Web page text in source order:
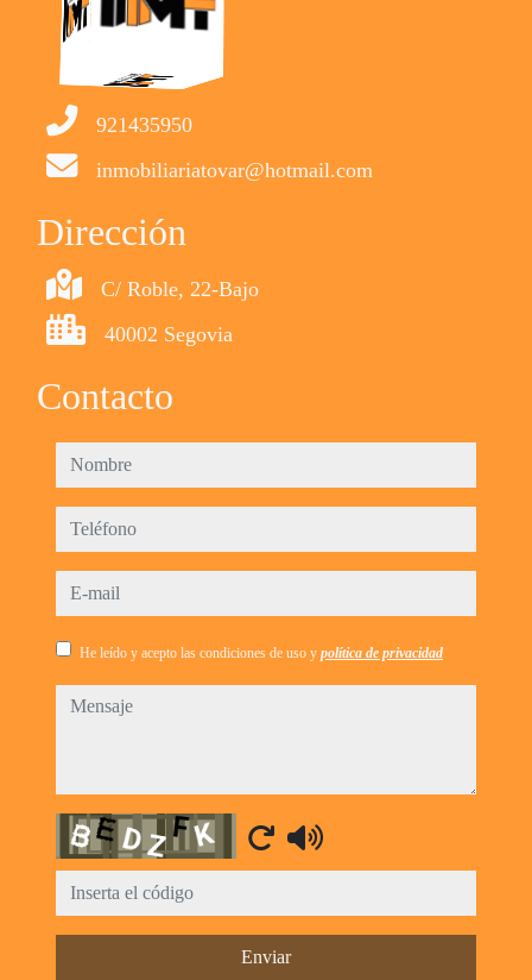
921435950
inmobiliariatovar@hotmail.com
Dirección
C/ Roble, 22-Bajo
40002 Segovia
Contacto
nombre
teléfono
e-mail
He leído y acepto las condiciones de uso y política de privacidad
mensaje
Captcha
Enviar